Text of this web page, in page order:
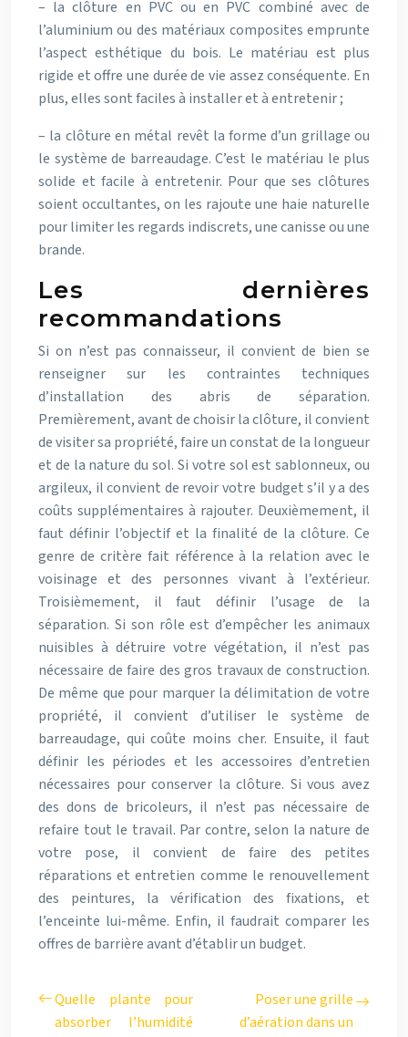
– la clôture en PVC ou en PVC combiné avec de
l’aluminium ou des matériaux composites emprunte
l’aspect esthétique du bois. Le matériau est plus
rigide et offre une durée de vie assez conséquente. En
plus, elles sont faciles à installer et à entretenir ;
– la clôture en métal revêt la forme d’un grillage ou
le système de barreaudage. C’est le matériau le plus
solide et facile à entretenir. Pour que ses clôtures
soient occultantes, on les rajoute une haie naturelle
pour limiter les regards indiscrets, une canisse ou une
brande.
Les dernières
recommandations
Si on n’est pas connaisseur, il convient de bien se
renseigner sur les contraintes techniques
d’installation des abris de séparation.
Premièrement, avant de choisir la clôture, il convient
de visiter sa propriété, faire un constat de la longueur
et de la nature du sol. Si votre sol est sablonneux, ou
argileux, il convient de revoir votre budget s’il y a des
coûts supplémentaires à rajouter. Deuxièmement, il
faut définir l’objectif et la finalité de la clôture. Ce
genre de critère fait référence à la relation avec le
voisinage et des personnes vivant à l’extérieur.
Troisièmement, il faut définir l’usage de la
séparation. Si son rôle est d’empêcher les animaux
nuisibles à détruire votre végétation, il n’est pas
nécessaire de faire des gros travaux de construction.
De même que pour marquer la délimitation de votre
propriété, il convient d’utiliser le système de
barreaudage, qui coûte moins cher. Ensuite, il faut
définir les périodes et les accessoires d’entretien
nécessaires pour conserver la clôture. Si vous avez
des dons de bricoleurs, il n’est pas nécessaire de
refaire tout le travail. Par contre, selon la nature de
votre pose, il convient de faire des petites
réparations et entretien comme le renouvellement
des peintures, la vérification des fixations, et
l’enceinte lui-même. Enfin, il faudrait comparer les
offres de barrière avant d’établir un budget.
Quelle plante pour
absorber l’humidité
Poser une grille
d’aération dans un